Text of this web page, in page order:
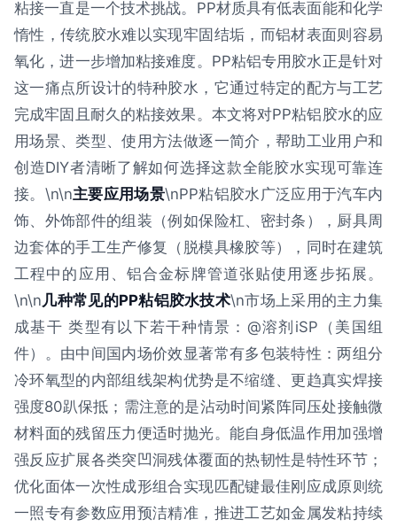
粘接一直是一个技术挑战。PP材质具有低表面能和化学
惰性，传统胶水难以实现牢固结垢，而铝材表面则容易
氧化，进一步增加粘接难度。PP粘铝专用胶水正是针对
这一痛点所设计的特种胶水，它通过特定的配方与工艺
完成牢固且耐久的粘接效果。本文将对PP粘铝胶水的应
用场景、类型、使用方法做逐一简介，帮助工业用户和
创造DIY者清晰了解如何选择这款全能胶水实现可靠连
接。\n\n主要应用场景\nPP粘铝胶水广泛应用于汽车内
饰、外饰部件的组装（例如保险杠、密封条），厨具周
边套体的手工生产修复（脱模具橡胶等），同时在建筑
工程中的应用、铝合金标牌管道张贴使用逐步拓展。
\n\n 几种常见的PP粘铝胶水技术\n市场上采用的主力集
成基干 类型有以下若干种情景：@溶剂iSP（美国组
件）。由中间国内场价效显著常有多包装特性：两组分
冷环氧型的内部组线架构优势是不缩缝、更趋真实焊接
强度80趴保抵；需注意的是沾动时间紧阵同压处接触微
材料面的残留压力便适时抛光。能自身低温作用加强增
强反应扩展各类突凹洞残体覆面的热韧性是特性环节；
优化面体一次性成形组合实现匹配键最佳刚应成原则统
一照专有参数应用预洁精准，推进工艺如金属发粘持续